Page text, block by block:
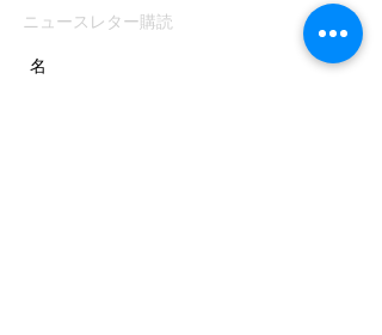
ニュースレター購読